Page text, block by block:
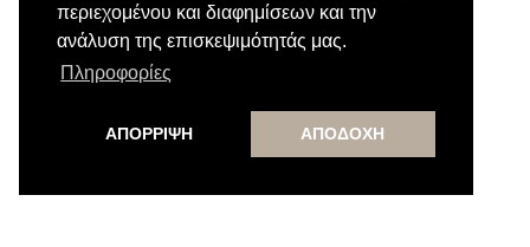
περιεχομένου και διαφημίσεων και την
ανάλυση της επισκεψιμότητάς μας.
Πληροφορίες
ΑΠΟΡΡΙΨΗ ΑΠΟΔΟΧΗ
Εγγραφή στο Newsletter
Κάνε εγγραφή στο newsletter μας για να